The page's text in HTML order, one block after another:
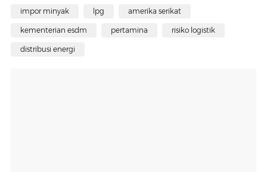
impor minyak lpg amerika serikat
kementerian esdm pertamina risiko logistik
distribusi energi